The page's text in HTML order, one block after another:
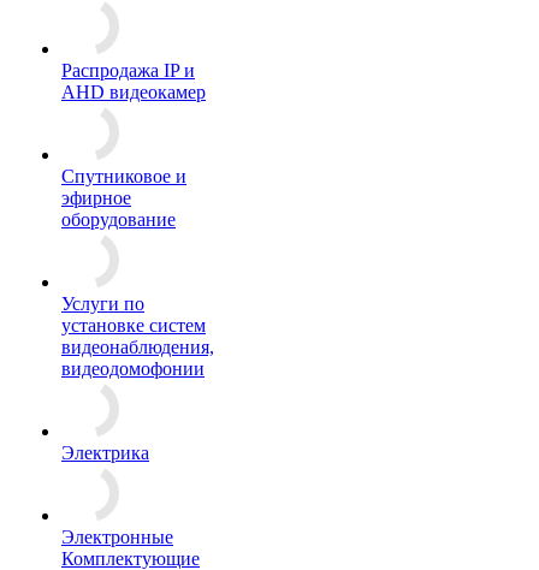
Распродажа IP и
AHD видеокамер
Спутниковое и
эфирное
оборудование
Услуги по
установке систем
видеонаблюдения,
видеодомофонии
Электрика
Электронные
Комплектующие